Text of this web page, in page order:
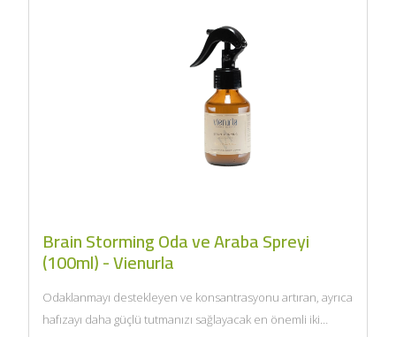
Brain Storming Oda ve Araba Spreyi
(100ml) - Vienurla
Odaklanmayı destekleyen ve konsantrasyonu artıran, ayrıca
hafızayı daha güçlü tutmanızı sağlayacak en önemli iki